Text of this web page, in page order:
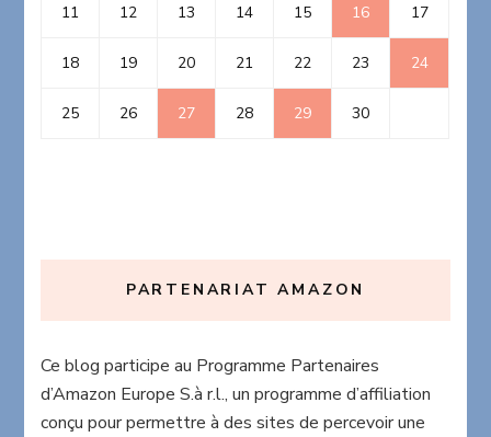
11 12 13 14 15 16 17
18 19 20 21 22 23 24
25 26 27 28 29 30
PARTENARIAT AMAZON
Ce blog participe au Programme Partenaires
d’Amazon Europe S.à r.l., un programme d’affiliation
conçu pour permettre à des sites de percevoir une